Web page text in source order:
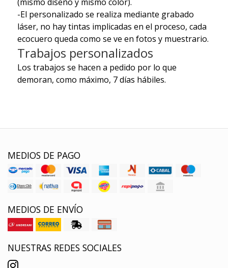
-El personalizado se realiza mediante grabado
láser, no hay tintas implicadas en el proceso, cada
ecocuero queda como se ve en fotos y muestrario.
Trabajos personalizados
Los trabajos se hacen a pedido por lo que
demoran, como máximo, 7 días hábiles.
MEDIOS DE PAGO
MEDIOS DE ENVÍO
NUESTRAS REDES SOCIALES